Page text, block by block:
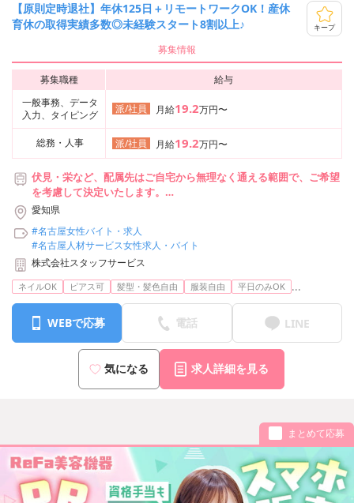
【原則定時退社】年休125日＋リモートワークOK！産休
育休の取得実績多数◎未経験スタート8割以上♪
キープ
募集情報
募集職種
給与
一般事務、データ
入力、タイピング
派/社員 月給19.2万円〜
総務・人事 派/社員 月給19.2万円〜
伏見・栄など、配属先はご自宅から無理なく通える範囲で、ご希望
を考慮して決定いたします。
#転勤なし#駅チカあり#通勤に便利なエリア多数#リモート導入企
愛知県
#名古屋女性バイト・求人
#名古屋人材サービス女性求人・バイト
株式会社スタッフサービス
ネイルOK ピアス可 髪型・髪色自由 服装自由 平日のみOK ...
WEBで応募 電話 LINE
気になる 求人詳細を見る
まとめて応募